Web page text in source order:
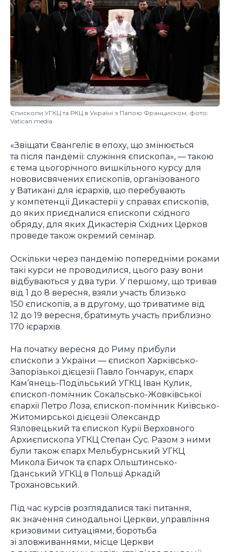
Єпископи УГКЦ та РКЦ в Україні з Папою Франциском, фото:
Vatican media
«Звіщати Євангеліє в епоху, що змінюється
та після пандемії: служіння єпископа», — такою
є тема цьогорічного вишкільного курсу для
нововисвячених єпископів, організованого
у Ватикані для ієрархів, що перебувають
у компетенції Дикастерії у справах єпископів,
до яких приєдналися єпископи східного
обряду, для яких Дикастерія Східних Церков
проведе також окремий семінар.
Оскільки через пандемію попередніми роками
такі курси не проводилися, цього разу вони
відбуваються у два тури. У першому, що тривав
від 1 до 8 вересня, взяли участь близько
150 єпископів, а в другому, що триватиме від
12 до 19 вересня, братимуть участь приблизно
170 ієрархів.
На початку вересня до Риму прибули
єпископи з України — єпископ Харківсько-
Запорізької дієцезії Павло Гончарук, єпарх
Кам’янець-Подільський УГКЦ Іван Кулик,
єпископ-помічник Сокальсько-Жовківської
єпархії Петро Лоза, єпископ-помічник Київсько-
Житомирської дієцезії Олександр
Язловецький та єпископ Курії Верховного
Архиєпископа УГКЦ Степан Сус. Разом з ними
були також єпарх Мельбурнський УГКЦ
Микола Бичок та єпарх Ольштинсько-
Гданський УГКЦ в Польщі Аркадій
Трохановський.
Під час курсів розглядалися такі питання,
як значення синодальної Церкви, управління
кризовими ситуаціями, боротьба
зі зловживаннями, місце Церкви